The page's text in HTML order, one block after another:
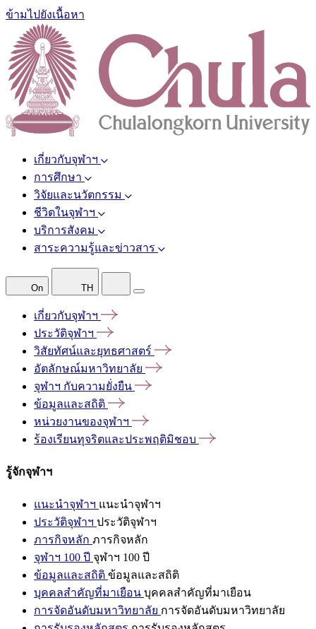
ข้ามไปยังเนื้อหา
เกี่ยวกับจุฬาฯ
การศึกษา
วิจัยและนวัตกรรม
ชีวิตในจุฬาฯ
บริการสังคม
สาระความรู้และข่าวสาร
On TH
เกี่ยวกับจุฬาฯ
ประวัติจุฬาฯ
วิสัยทัศน์และยุทธศาสตร์
อัตลักษณ์มหาวิทยาลัย
จุฬาฯ กับความยั่งยืน
ข้อมูลและสถิติ
หน่วยงานของจุฬาฯ
ร้องเรียนทุจริตและประพฤติมิชอบ
รู้จักจุฬาฯ
แนะนำจุฬาฯ แนะนำจุฬาฯ
ประวัติจุฬาฯ ประวัติจุฬาฯ
ภารกิจหลัก ภารกิจหลัก
จุฬาฯ 100 ปี จุฬาฯ 100 ปี
ข้อมูลและสถิติ ข้อมูลและสถิติ
บุคคลสำคัญที่มาเยือน บุคคลสำคัญที่มาเยือน
การจัดอันดับมหาวิทยาลัย การจัดอันดับมหาวิทยาลัย